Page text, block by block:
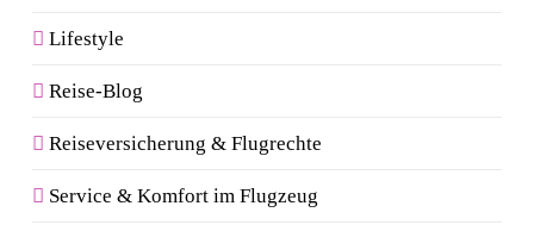
Lifestyle
Reise-Blog
Reiseversicherung & Flugrechte
Service & Komfort im Flugzeug